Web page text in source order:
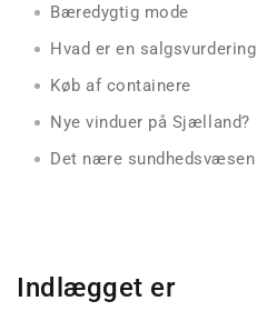
Bæredygtig mode
Hvad er en salgsvurdering
Køb af containere
Nye vinduer på Sjælland?
Det nære sundhedsvæsen
Indlægget er